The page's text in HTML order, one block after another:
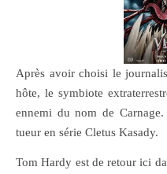
Après avoir choisi le
hôte, le symbiote
ennemi du nom de
tueur en série Cletus Kasady.
Tom Hardy est de retour ici